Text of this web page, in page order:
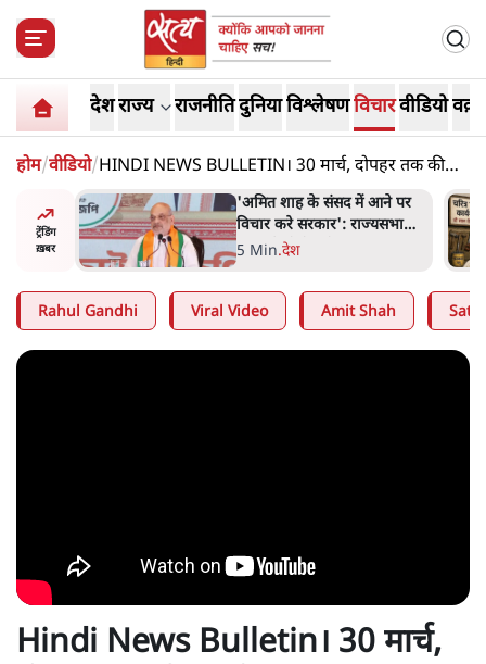
देशराज्य राजनीतिदुनियाविश्लेषणविचारवीडियो
होम/वीडियो/HINDI NEWS BULLETIN। 30 मार्च, दोपहर तक की
ख़बरें
ट्रेंडिंग
ख़बर
उलटबांसीः राष्ट्र के चरित्र की मरम्मत
जारी है
11 Min.व्यंग्य/उलटबाँसी
Rahul Gandhi Viral Video Amit Shah
Hindi News Bulletin। 30 मार्च,